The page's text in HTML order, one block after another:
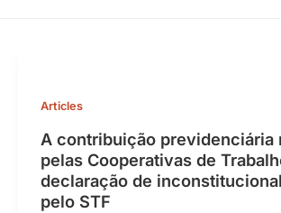
Articles
A contribuição previdenciária
pelas Cooperativas de
declaração de
pelo STF